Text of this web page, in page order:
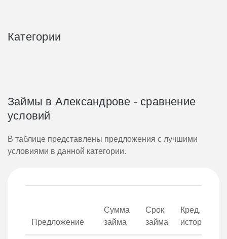
Категории
Займы в Александрове - сравнение
условий
В таблице представлены предложения с лучшими
условиями в данной категории.
Предложение
Сумма
займа
Срок
займа
Кред.
история